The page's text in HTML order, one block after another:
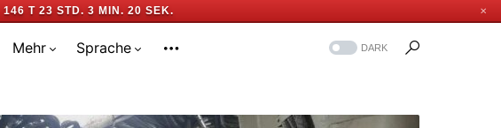
146 T 23 STD. 3 MIN. 19 SEK. ✕
Mehr Sprache DARK